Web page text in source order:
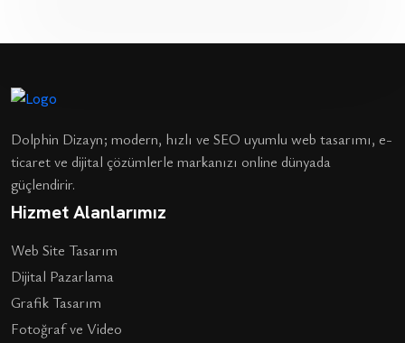
Dolphin Dizayn; modern, hızlı ve SEO uyumlu web tasarımı, e-
ticaret ve dijital çözümlerle markanızı online dünyada
güçlendirir.
Hizmet Alanlarımız
Web Site Tasarım
Dijital Pazarlama
Grafik Tasarım
Fotoğraf ve Video